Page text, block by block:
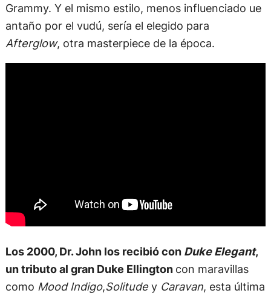
Grammy. Y el mismo estilo, menos influenciado ue
antaño por el vudú, sería el elegido para
Afterglow, otra masterpiece de la época.
Los 2000, Dr. John los recibió con Duke Elegant,
un tributo al gran Duke Ellington con maravillas
como Mood Indigo,Solitudey Caravan, esta última